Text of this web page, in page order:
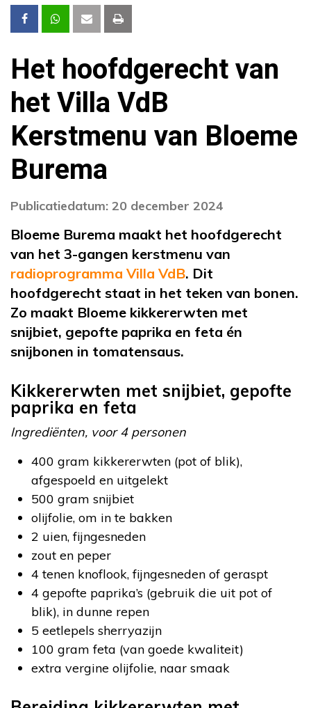
Het hoofdgerecht van
het Villa VdB
Kerstmenu van Bloeme
Burema
Publicatiedatum: 20 december 2024
Bloeme Burema maakt het hoofdgerecht
van het 3-gangen kerstmenu van
radioprogramma Villa VdB. Dit
hoofdgerecht staat in het teken van bonen.
Zo maakt Bloeme kikkererwten met
snijbiet, gepofte paprika en feta én
snijbonen in tomatensaus.
Kikkererwten met snijbiet, gepofte
paprika en feta
Ingrediënten, voor 4 personen
400 gram kikkererwten (pot of blik),
afgespoeld en uitgelekt
500 gram snijbiet
olijfolie, om in te bakken
2 uien, fijngesneden
zout en peper
4 tenen knoflook, fijngesneden of geraspt
4 gepofte paprika’s (gebruik die uit pot of
blik), in dunne repen
5 eetlepels sherryazijn
100 gram feta (van goede kwaliteit)
extra vergine olijfolie, naar smaak